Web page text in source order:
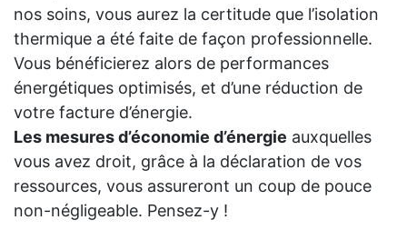
nos soins, vous aurez la certitude que l’isolation
thermique a été faite de façon professionnelle.
Vous bénéficierez alors de performances
énergétiques optimisés, et d’une réduction de
votre facture d’énergie.
Les mesures d’économie d’énergie auxquelles
vous avez droit, grâce à la déclaration de vos
ressources, vous assureront un coup de pouce
non-négligeable. Pensez-y !